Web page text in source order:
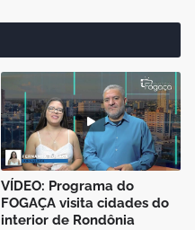
VÍDEO: Programa do
FOGAÇA visita cidades do
interior de Rondônia